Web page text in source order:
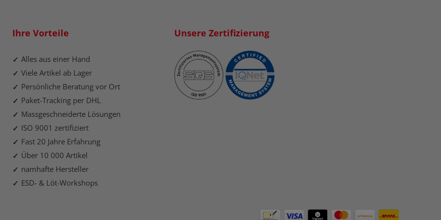
Ihre Vorteile
Alles aus einer Hand
Viele Artikel ab Lager
Persönliche Beratung vor Ort
Paket-Tracking per DHL
Massgeschneiderte Lösungen
ISO 9001 zertifiziert
Fast 20 Jahre Erfahrung
Über 10 000 Artikel
namhafte Hersteller
ESD- & Löt-Workshops
Unsere Zertifizierung